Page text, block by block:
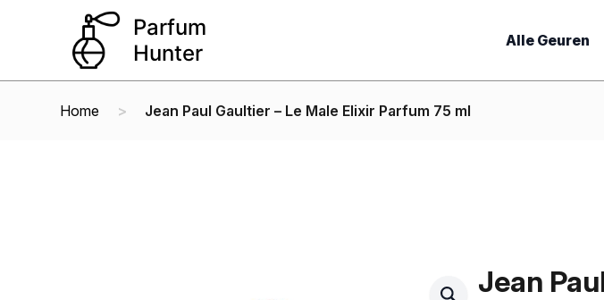
Alle Geuren
Home Jean Paul Gaultier – Le Male Elixir Parfum 75 ml
Jean